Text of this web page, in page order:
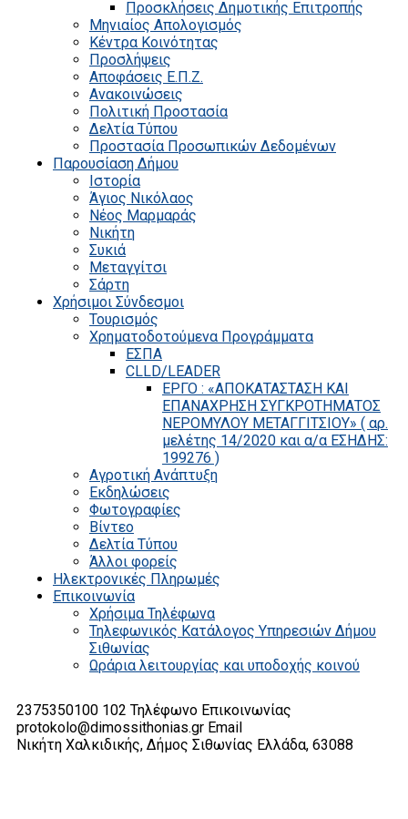
Προσκλήσεις Δημοτικής Επιτροπής
Μηνιαίος Απολογισμός
Κέντρα Κοινότητας
Προσλήψεις
Αποφάσεις Ε.Π.Ζ.
Ανακοινώσεις
Πολιτική Προστασία
Δελτία Τύπου
Προστασία Προσωπικών Δεδομένων
Παρουσίαση Δήμου
Ιστορία
Άγιος Νικόλαος
Νέος Μαρμαράς
Νικήτη
Συκιά
Μεταγγίτσι
Σάρτη
Χρήσιμοι Σύνδεσμοι
Τουρισμός
Χρηματοδοτούμενα Προγράμματα
ΕΣΠΑ
CLLD/LEADER
ΕΡΓΟ : «ΑΠΟΚΑΤΑΣΤΑΣΗ ΚΑΙ
ΕΠΑΝΑΧΡΗΣΗ ΣΥΓΚΡΟΤΗΜΑΤΟΣ
ΝΕΡΟΜΥΛΟΥ ΜΕΤΑΓΓΙΤΣΙΟΥ» ( αρ.
μελέτης 14/2020 και α/α ΕΣΗΔΗΣ:
199276 )
Αγροτική Ανάπτυξη
Εκδηλώσεις
Φωτογραφίες
Βίντεο
Δελτία Τύπου
Άλλοι φορείς
Ηλεκτρονικές Πληρωμές
Επικοινωνία
Χρήσιμα Τηλέφωνα
Τηλεφωνικός Κατάλογος Υπηρεσιών Δήμου
Σιθωνίας
Ωράρια λειτουργίας και υποδοχής κοινού
2375350100 102 Τηλέφωνο Επικοινωνίας
protokolo@dimossithonias.gr Email
Νικήτη Χαλκιδικής, Δήμος Σιθωνίας Ελλάδα, 63088